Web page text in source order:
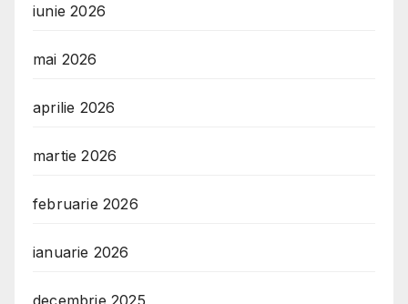
iunie 2026
mai 2026
aprilie 2026
martie 2026
februarie 2026
ianuarie 2026
decembrie 2025